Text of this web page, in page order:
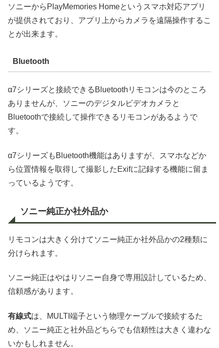
ソニーからPlayMemories Homeというスマホ対応アプリ
が提供されており、アプリ上からカメラを遠隔操作するこ
とが出来ます。
Bluetooth
α7シリーズと接続できるBluetoothリモコンは今のところ
ありませんが、ソニーのデジタルビデオカメラと
Bluetoothで接続して操作できるリモコンがあるようで
す。
α7シリーズもBluetooth機能はありますが、スマホなどか
ら位置情報を取得して撮影したExifに記録する機能に留ま
っているようです。
ソニー純正か社外品か
リモコンは大きく分けてソニー純正か社外品かの2種類に
分けられます。
ソニー純正はやはりソニー自身で専用設計しているため、
信頼感があります。
有線式は、MULTI端子という物理ケーブルで接続するた
め、ソニー純正と社外品どちらでも信頼性は大きく違わな
いかもしれません。